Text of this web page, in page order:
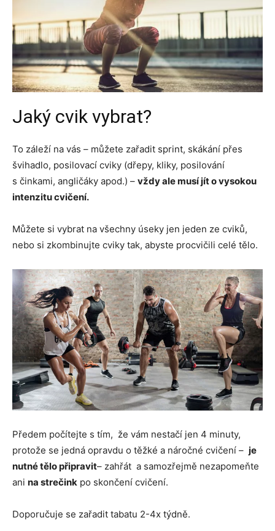
Jaký cvik vybrat?
To záleží na vás – můžete zařadit sprint, skákání přes
švihadlo, posilovací cviky (dřepy, kliky, posilování
s činkami, angličáky apod.) – vždy ale musí jít o vysokou
intenzitu cvičení.
Můžete si vybrat na všechny úseky jen jeden ze cviků,
nebo si zkombinujte cviky tak, abyste procvičili celé tělo.
Předem počítejte s tím, že vám nestačí jen 4 minuty,
protože se jedná opravdu o těžké a náročné cvičení – je
nutné tělo připravit– zahřát a samozřejmě nezapomeňte
ani na strečink po skončení cvičení.
Doporučuje se zařadit tabatu 2-4x týdně.